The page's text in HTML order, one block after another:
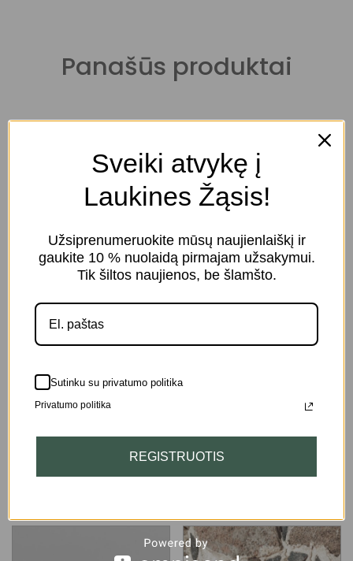
Panašūs produktai
Keramikinis rankų
darbo dirbinys
Keramikinis rankų
29.00
Sveiki atvykę į
Laukines Žąsis!
Užsiprenumeruokite mūsų naujienlaiškį ir
gaukite 10 % nuolaidą pirmajam užsakymui.
Tik šiltos naujienos, be šlamšto.
Sutinku su privatumo politika
Privatumo politika
REGISTRUOTIS